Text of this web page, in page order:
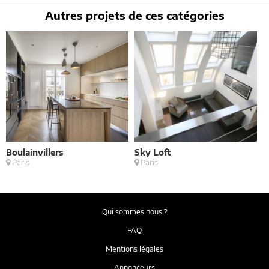
Autres projets de ces catégories
Boulainvillers
Paris
Sky Loft
Paris
Qui sommes nous ?
FAQ
Mentions légales